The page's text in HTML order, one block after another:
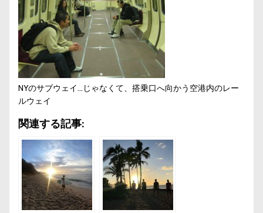
NYのサブウェイ…じゃなくて、搭乗口へ向かう空港内のレー
ルウェイ
関連する記事: